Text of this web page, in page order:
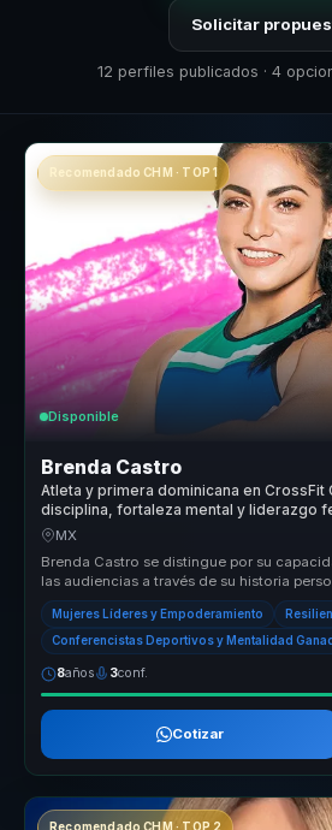
Solicitar
12 perfiles publicados · 4
Recomendado CHM · TOP 1
Disponible
Brenda Castro
Atleta y primera dominicana en CrossFit
disciplina, fortaleza mental y liderazgo
equipos.
MX
Brenda Castro se distingue por su
las audiencias a través de su historia
éxito en el...
Mujeres Líderes y Empoderamiento
Conferencistas Deportivos y Mentalidad
8años 3conf.
Cotizar
Recomendado CHM · TOP 2